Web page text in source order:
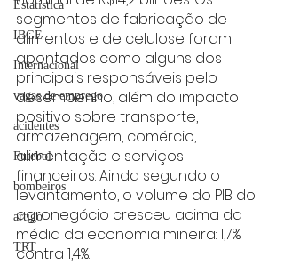
Estatística
IBGE
Internacional
vagas de emprego
acidentes
Futebol
bombeiros
artigo
TRT
segmentos de fabricação de
alimentos e de celulose foram
apontados como alguns dos
principais responsáveis pelo
desempenho, além do impacto
positivo sobre transporte,
armazenagem, comércio,
alimentação e serviços
financeiros. Ainda segundo o
levantamento, o volume do PIB do
agronegócio cresceu acima da
média da economia mineira: 1,7%
contra 1,4%.